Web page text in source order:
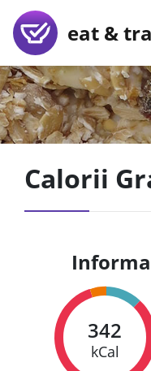
eat &
Calorii
342
kCal